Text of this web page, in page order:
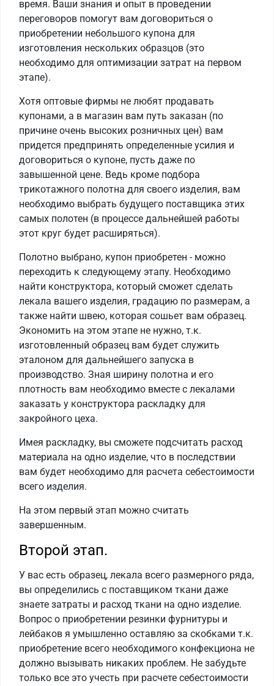
время. Ваши знания и опыт в проведении
переговоров помогут вам договориться о
приобретении небольшого купона для
изготовления нескольких образцов (это
необходимо для оптимизации затрат на первом
этапе).
Хотя оптовые фирмы не любят продавать
купонами, а в магазин вам путь заказан (по
причине очень высоких розничных цен) вам
придется предпринять определенные усилия и
договориться о купоне, пусть даже по
завышенной цене. Ведь кроме подбора
трикотажного полотна для своего изделия, вам
необходимо выбрать будущего поставщика этих
самых полотен (в процессе дальнейшей работы
этот круг будет расширяться).
Полотно выбрано, купон приобретен - можно
переходить к следующему этапу. Необходимо
найти конструктора, который сможет сделать
лекала вашего изделия, градацию по размерам, а
также найти швею, которая сошьет вам образец.
Экономить на этом этапе не нужно, т.к.
изготовленный образец вам будет служить
эталоном для дальнейшего запуска в
производство. Зная ширину полотна и его
плотность вам необходимо вместе с лекалами
заказать у конструктора раскладку для
закройного цеха.
Имея раскладку, вы сможете подсчитать расход
материала на одно изделие, что в последствии
вам будет необходимо для расчета себестоимости
всего изделия.
На этом первый этап можно считать
завершенным.
Второй этап.
У вас есть образец, лекала всего размерного ряда,
вы определились с поставщиком ткани даже
знаете затраты и расход ткани на одно изделие.
Вопрос о приобретении резинки фурнитуры и
лейбаков я умышленно оставляю за скобками т.к.
приобретение всего необходимого конфекциона не
должно вызывать никаких проблем. Не забудьте
только все это учесть при расчете себестоимости